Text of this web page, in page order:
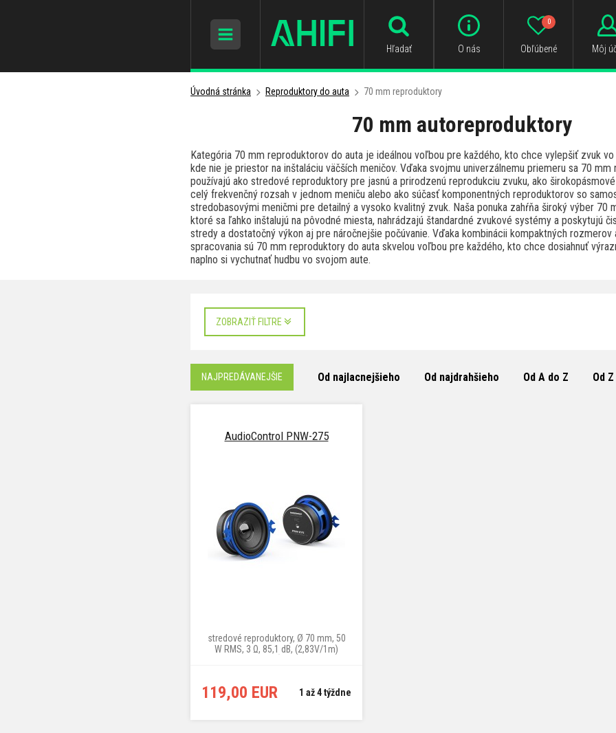
Hľadať O nás Obľúbené
0
Môj
Úvodná stránka Reproduktory do auta 70 mm reproduktory
70 mm autoreproduktory
Kategória 70 mm reproduktorov do auta je ideálnou voľbou pre každého, kto chce vylepšiť zvuk
kde nie je priestor na inštaláciu väčších meničov. Vďaka svojmu univerzálnemu priemeru sa 70
používajú ako stredové reproduktory pre jasnú a prirodzenú reprodukciu zvuku, ako
celý frekvenčný rozsah v jednom meniču alebo ako súčasť komponentných reproduktorov so
stredobasovými meničmi pre detailný a vysoko kvalitný zvuk. Naša ponuka zahŕňa široký výber 70
ktoré sa ľahko inštalujú na pôvodné miesta, nahrádzajú štandardné zvukové systémy a poskytujú
stredy a dostatočný výkon aj pre náročnejšie počúvanie. Vďaka kombinácii kompaktných rozmerov
spracovania sú 70 mm reproduktory do auta skvelou voľbou pre každého, kto chce dosiahnuť
naplno si vychutnať hudbu vo svojom aute.
ZOBRAZIŤ FILTRE
NAJPREDÁVANEJŠIE Od najlacnejšieho Od najdrahšieho Od A do Z Od
AudioControl PNW-275
stredové reproduktory, Ø 70 mm, 50
W RMS, 3 Ω, 85,1 dB, (2,83V/1m)
119,00 EUR 1 až 4 týždne